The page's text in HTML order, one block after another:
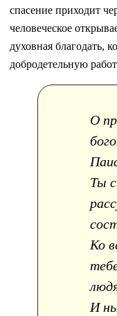
спасение приходит
человеческое
духовная благодать,
добродетельную
О
Ты
Ко
И